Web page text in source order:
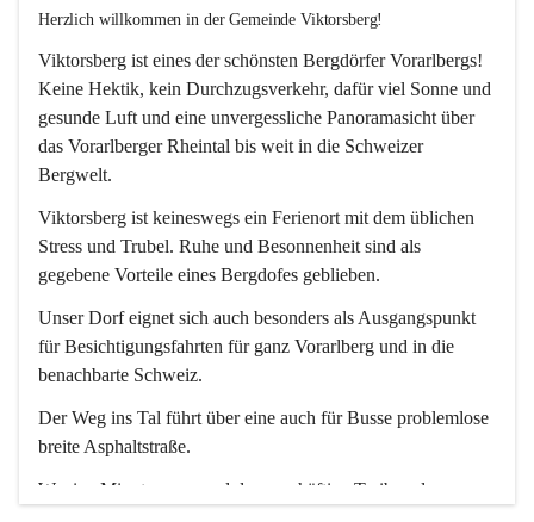
Herzlich willkommen in der Gemeinde Viktorsberg!
Viktorsberg ist eines der schönsten Bergdörfer Vorarlbergs!
Keine Hektik, kein Durchzugsverkehr, dafür viel Sonne und
gesunde Luft und eine unvergessliche Panoramasicht über
das Vorarlberger Rheintal bis weit in die Schweizer
Bergwelt.
Viktorsberg ist keineswegs ein Ferienort mit dem üblichen
Stress und Trubel. Ruhe und Besonnenheit sind als
gegebene Vorteile eines Bergdofes geblieben.
Unser Dorf eignet sich auch besonders als Ausgangspunkt
für Besichtigungsfahrten für ganz Vorarlberg und in die
benachbarte Schweiz.
Der Weg ins Tal führt über eine auch für Busse problemlose
breite Asphaltstraße.
Wenige Minuten nur, und das geschäftige Treiben der